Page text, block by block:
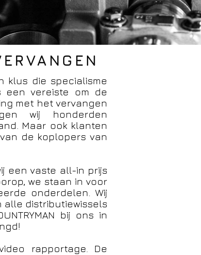
klus die specialisme
een vereiste om de
met het vervangen
wij honderden
Maar ook klanten
de koplopers van
een vaste all-in prijs
we staan in voor
onderdelen. Wij
alle distributiewissels
bij ons in
rapportage. De